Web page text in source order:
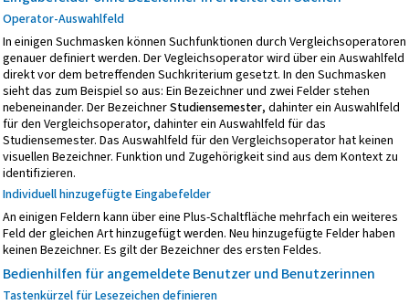
Operator-Auswahlfeld
In einigen Suchmasken können Suchfunktionen durch Vergleichsoperatoren
genauer definiert werden. Der Vegleichsoperator wird über ein Auswahlfeld
direkt vor dem betreffenden Suchkriterium gesetzt. In den Suchmasken
sieht das zum Beispiel so aus: Ein Bezeichner und zwei Felder stehen
nebeneinander. Der BezeichnerStudiensemester, dahinter ein Auswahlfeld
für den Vergleichsoperator, dahinter ein Auswahlfeld für das
Studiensemester. Das Auswahlfeld für den Vergleichsoperator hat keinen
visuellen Bezeichner. Funktion und Zugehörigkeit sind aus dem Kontext zu
identifizieren.
Individuell hinzugefügte Eingabefelder
An einigen Feldern kann über eine Plus-Schaltfläche mehrfach ein weiteres
Feld der gleichen Art hinzugefügt werden. Neu hinzugefügte Felder haben
keinen Bezeichner. Es gilt der Bezeichner des ersten Feldes.
Bedienhilfen für angemeldete Benutzer und Benutzerinnen
Tastenkürzel für Lesezeichen definieren